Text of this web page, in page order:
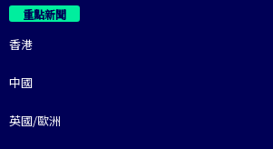
重點新聞
香港
中國
英國/歐洲